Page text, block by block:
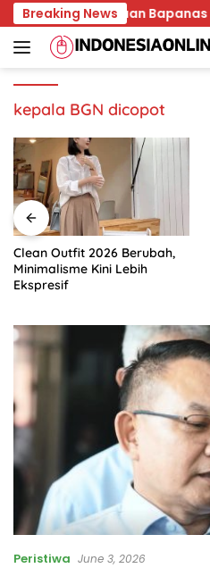
Skip
to
content
Breaking News
Jadi Temuan Bapanas
kepala BGN dicopot
Clean Outfit 2026 Berubah,
Minimalisme Kini Lebih
Ekspresif
Peristiwa June 3, 2026